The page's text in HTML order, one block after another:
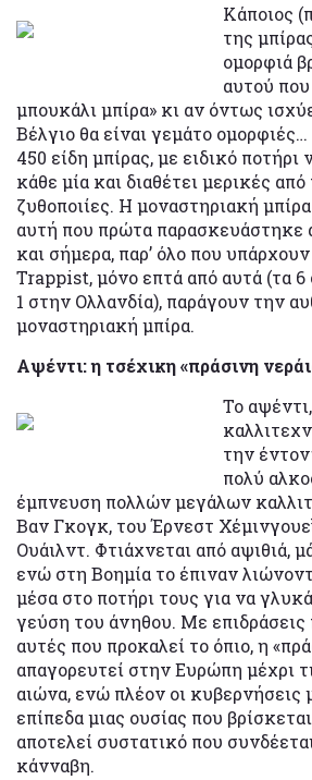
Κάποιος
της
ομορφιά
αυτού
μπουκάλι μπίρα» κι αν όντως
Βέλγιο θα είναι γεμάτο
450 είδη μπίρας, με ειδικό
κάθε μία και διαθέτει μερικές
ζυθοποιίες. Η μοναστηριακή
αυτή που πρώτα παρασκευάστηκε
και σήμερα, παρ’ όλο που
Trappist, μόνο επτά από αυτά (τα 6
1 στην Ολλανδία), παράγουν την
μοναστηριακή μπίρα.
Αψέντι: η τσέχικη «πράσινη
Το
την
πολύ
έμπνευση πολλών μεγάλων
Βαν Γκογκ, του Έρνεστ
Ουάιλντ. Φτιάχνεται από αψιθιά,
ενώ στη Βοημία το έπιναν
μέσα στο ποτήρι τους για να
γεύση του άνηθου. Με επιδράσεις
αυτές που προκαλεί το όπιο, η
απαγορευτεί στην Ευρώπη μέχρι
αιώνα, ενώ πλέον οι κυβερνήσεις
επίπεδα μιας ουσίας που
αποτελεί συστατικό που
κάνναβη.